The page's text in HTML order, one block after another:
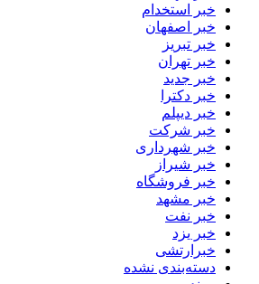
خبر استخدام
خبر اصفهان
خبر تبریز
خبر تهران
خبر جدید
خبر دکترا
خبر دیپلم
خبر شرکت
خبر شهرداری
خبر شیراز
خبر فروشگاه
خبر مشهد
خبر نفت
خبر یزد
خبرارتشی
دسته‌بندی نشده